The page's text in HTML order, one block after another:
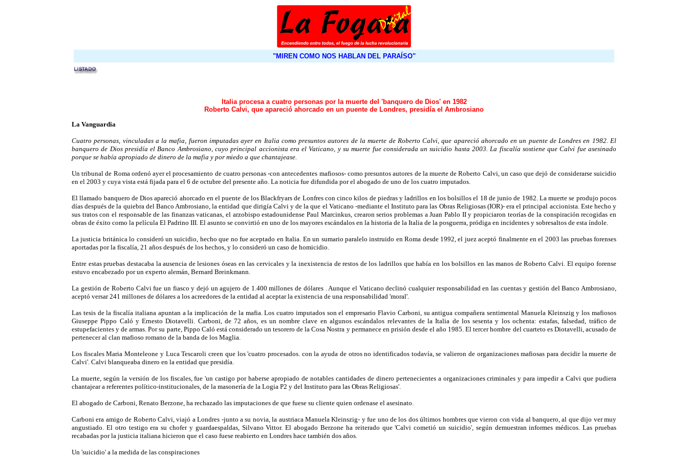
"MIREN COMO NOS HABLAN DEL PARAÍSO"
Italia procesa a cuatro personas por la muerte del 'banquero de Dios' en 1982
Roberto Calvi, que apareció ahorcado en un puente de Londres, presidía el Ambrosiano
La Vanguardia
Cuatro personas, vinculadas a la mafia, fueron imputadas ayer en Italia como presuntos autores de la muerte de Roberto Calvi, que apareció ahorcado en un puente de Londres en 1982. El
banquero de Dios presidía el Banco Ambrosiano, cuyo principal accionista era el Vaticano, y su muerte fue considerada un suicidio hasta 2003. La fiscalía sostiene que Calvi fue asesinado
porque se había apropiado de dinero de la mafia y por miedo a que chantajease.
Un tribunal de Roma ordenó ayer el procesamiento de cuatro personas -con antecedentes mafiosos- como presuntos autores de la muerte de Roberto Calvi, un caso que dejó de considerarse suicidio
en el 2003 y cuya vista está fijada para el 6 de octubre del presente año. La noticia fue difundida por el abogado de uno de los cuatro imputados.
El llamado banquero de Dios apareció ahorcado en el puente de los Blackfryars de Lonfres con cinco kilos de piedras y ladrillos en los bolsillos el 18 de junio de 1982. La muerte se produjo pocos
días después de la quiebra del Banco Ambrosiano, la entidad que dirigía Calvi y de la que el Vaticano -mediante el Instituto para las Obras Religiosas (IOR)- era el principal accionista. Este hecho y
sus tratos con el responsable de las finanzas vaticanas, el arzobispo estadounidense Paul Marcinkus, crearon serios problemas a Juan Pablo II y propiciaron teorías de la conspiración recogidas en
obras de éxito como la película El Padrino III. El asunto se convirtió en uno de los mayores escándalos en la historia de la Italia de la posguerra, pródiga en incidentes y sobresaltos de esta índole.
La justicia británica lo consideró un suicidio, hecho que no fue aceptado en Italia. En un sumario paralelo instruido en Roma desde 1992, el juez aceptó finalmente en el 2003 las pruebas forenses
aportadas por la fiscalía, 21 años después de los hechos, y lo consideró un caso de homicidio.
Entre estas pruebas destacaba la ausencia de lesiones óseas en las cervicales y la inexistencia de restos de los ladrillos que había en los bolsillos en las manos de Roberto Calvi. El equipo forense
estuvo encabezado por un experto alemán, Bernard Breinkmann.
La gestión de Roberto Calvi fue un fiasco y dejó un agujero de 1.400 millones de dólares . Aunque el Vaticano declinó cualquier responsabilidad en las cuentas y gestión del Banco Ambrosiano,
aceptó versar 241 millones de dólares a los acreedores de la entidad al aceptar la existencia de una responsabilidad 'moral'.
Las tesis de la fiscalía italiana apuntan a la implicación de la mafia. Los cuatro imputados son el empresario Flavio Carboni, su antigua compañera sentimental Manuela Kleinszig y los mafiosos
Giuseppe Pippo Caló y Ernesto Diotavelli. Carboni, de 72 años, es un nombre clave en algunos escándalos relevantes de la Italia de los sesenta y los ochenta: estafas, falsedad, tráfico de
estupefacientes y de armas. Por su parte, Pippo Caló está considerado un tesorero de la Cosa Nostra y permanece en prisión desde el año 1985. El tercer hombre del cuarteto es Diotavelli, acusado de
pertenecer al clan mafioso romano de la banda de los Maglia.
Los fiscales Maria Monteleone y Luca Tescaroli creen que los 'cuatro procesados. con la ayuda de otros no identificados todavía, se valieron de organizaciones mafiosas para decidir la muerte de
Calvi'. Calvi blanqueaba dinero en la entidad que presidía.
La muerte, según la versión de los fiscales, fue 'un castigo por haberse apropiado de notables cantidades de dinero pertenecientes a organizaciones criminales y para impedir a Calvi que pudiera
chantajear a referentes político-institucionales, de la masonería de la Logia P2 y del Instituto para las Obras Religiosas'.
El abogado de Carboni, Renato Berzone, ha rechazado las imputaciones de que fuese su cliente quien ordenase el asesinato.
Carboni era amigo de Roberto Calvi, viajó a Londres -junto a su novia, la austriaca Manuela Kleinszig- y fue uno de los dos últimos hombres que vieron con vida al banquero, al que dijo ver muy
angustiado. El otro testigo era su chofer y guardaespaldas, Silvano Vittor. El abogado Berzone ha reiterado que 'Calvi cometió un suicidio', según demuestran informes médicos. Las pruebas
recabadas por la justicia italiana hicieron que el caso fuese reabierto en Londres hace también dos años.
Un 'suicidio' a la medida de las conspiraciones